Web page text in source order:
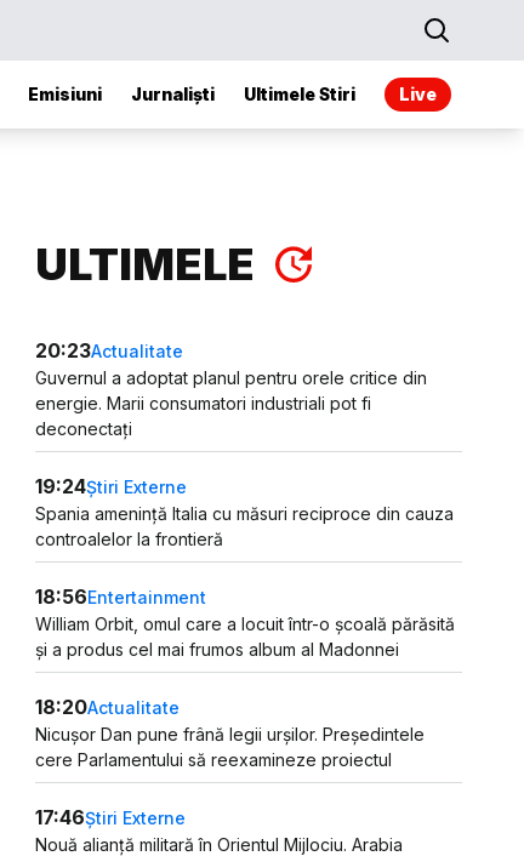
Emisiuni Jurnaliști Ultimele Stiri Live
ULTIMELE
20:23Actualitate
Guvernul a adoptat planul pentru orele critice din
energie. Marii consumatori industriali pot fi
deconectați
19:24Știri Externe
Spania amenință Italia cu măsuri reciproce din cauza
controalelor la frontieră
18:56Entertainment
William Orbit, omul care a locuit într-o școală părăsită
și a produs cel mai frumos album al Madonnei
18:20Actualitate
Nicușor Dan pune frână legii urșilor. Președintele
cere Parlamentului să reexamineze proiectul
17:46Știri Externe
Nouă alianță militară în Orientul Mijlociu. Arabia